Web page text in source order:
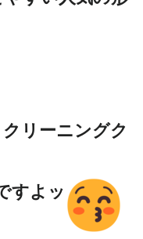
リーニングク
すよッ